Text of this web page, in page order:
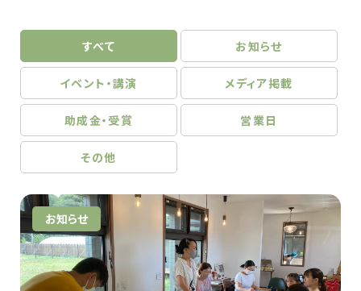
すべて お知らせ
イベント・講演 メディア掲載
助成金・受賞 営業日
その他
お知らせ